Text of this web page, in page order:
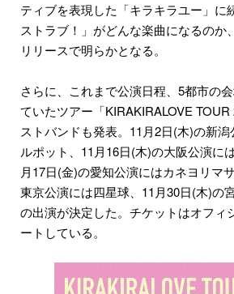
ティブを表現した「キラキラユー」に
ストラブ！」がどんな楽曲になるのか
リリースで明らかとなる。
さらに、これまで公演日程、5都市の
ていたツアー「KIRAKIRALOVE
ストバンドも発表。11月2日(木)の新
ルポット、11月16日(木)の大阪公演に
月17日(金)の愛知公演にはカネヨリマ
東京公演には四星球、11月30日(木)の
の出演が決定した。チケットはオフィ
ートしている。